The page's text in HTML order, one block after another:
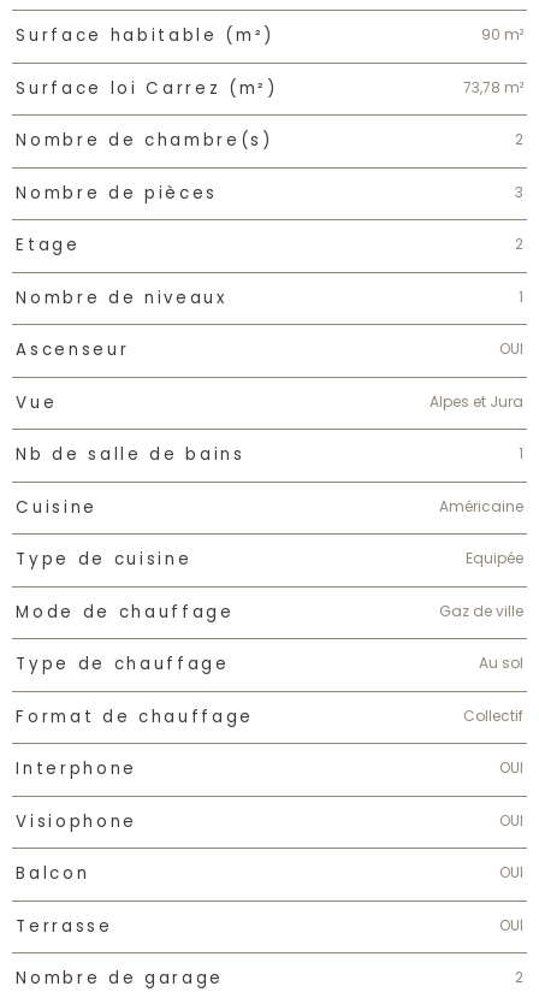
Surface habitable (m²) 90 m²
Surface loi Carrez (m²) 73,78 m²
Nombre de chambre(s) 2
Nombre de pièces 3
Etage 2
Nombre de niveaux 1
Ascenseur OUI
Vue Alpes et Jura
Nb de salle de bains 1
Cuisine Américaine
Type de cuisine Equipée
Mode de chauffage Gaz de ville
Type de chauffage Au sol
Format de chauffage Collectif
Interphone OUI
Visiophone OUI
Balcon OUI
Terrasse OUI
Nombre de garage 2